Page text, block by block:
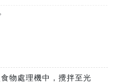
物處理機中，攪拌至光